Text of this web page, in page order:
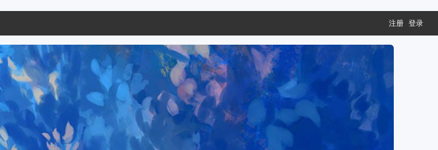
注册 登录